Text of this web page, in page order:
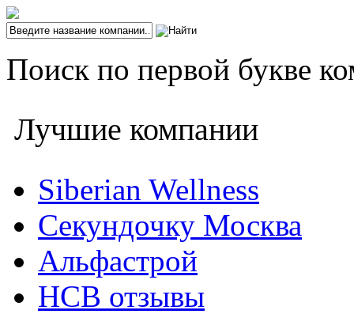
Поиск по первой букве
Лучшие компании
Siberian Wellness
Секундочку Москва
Альфастрой
НСВ отзывы